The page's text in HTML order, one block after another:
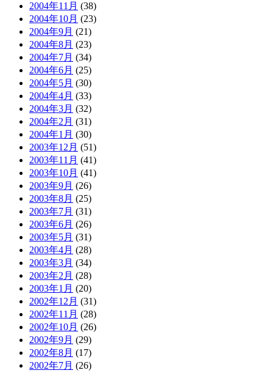
2004年11月 (38)
2004年10月 (23)
2004年9月 (21)
2004年8月 (23)
2004年7月 (34)
2004年6月 (25)
2004年5月 (30)
2004年4月 (33)
2004年3月 (32)
2004年2月 (31)
2004年1月 (30)
2003年12月 (51)
2003年11月 (41)
2003年10月 (41)
2003年9月 (26)
2003年8月 (25)
2003年7月 (31)
2003年6月 (26)
2003年5月 (31)
2003年4月 (28)
2003年3月 (34)
2003年2月 (28)
2003年1月 (20)
2002年12月 (31)
2002年11月 (28)
2002年10月 (26)
2002年9月 (29)
2002年8月 (17)
2002年7月 (26)